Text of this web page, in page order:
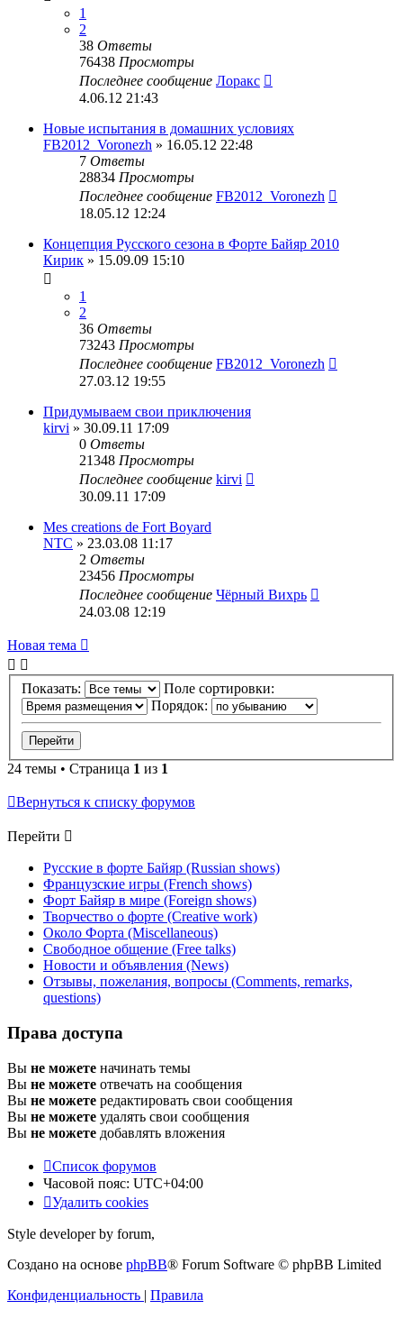
1
2
38 Ответы
76438 Просмотры
Последнее сообщение Лоракс
4.06.12 21:43
Новые испытания в домашних условиях
FB2012_Voronezh » 16.05.12 22:48
7 Ответы
28834 Просмотры
Последнее сообщение FB2012_Voronezh
18.05.12 12:24
Концепция Русского сезона в Форте Байяр 2010
Кирик » 15.09.09 15:10
1
2
36 Ответы
73243 Просмотры
Последнее сообщение FB2012_Voronezh
27.03.12 19:55
Придумываем свои приключения
kirvi » 30.09.11 17:09
0 Ответы
21348 Просмотры
Последнее сообщение kirvi
30.09.11 17:09
Mes creations de Fort Boyard
NTC » 23.03.08 11:17
2 Ответы
23456 Просмотры
Последнее сообщение Чёрный Вихрь
24.03.08 12:19
Новая тема
Показать:
Поле сортировки:
Порядок:
24 темы • Страница 1 из 1
Вернуться к списку форумов
Перейти
Русские в форте Байяр (Russian shows)
Французские игры (French shows)
Форт Байяр в мире (Foreign shows)
Творчество о форте (Creative work)
Около Форта (Miscellaneous)
Свободное общение (Free talks)
Новости и объявления (News)
Отзывы, пожелания, вопросы (Comments, remarks,
questions)
Права доступа
Вы не можете начинать темы
Вы не можете отвечать на сообщения
Вы не можете редактировать свои сообщения
Вы не можете удалять свои сообщения
Вы не можете добавлять вложения
Список форумов
Часовой пояс: UTC+04:00
Удалить cookies
Style developer by forum,
Создано на основе phpBB® Forum Software © phpBB Limited
Конфиденциальность | Правила